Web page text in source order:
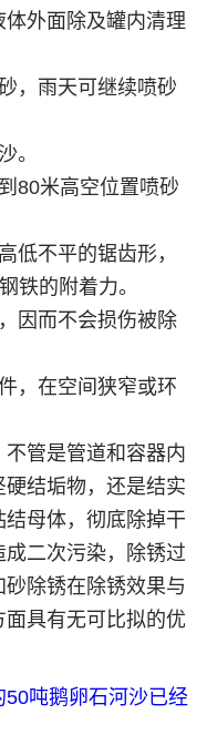
外面除及罐内清理
，雨天可继续喷砂
。
80米高空位置喷砂
低不平的锯齿形，
铁的附着力。
因而不会损伤被除
，在空间狭窄或环
管是管道和容器内
结垢物，还是结实
母体，彻底除掉干
二次污染，除锈过
除锈在除锈效果与
具有无可比拟的优
吨鹅卵石河沙已经